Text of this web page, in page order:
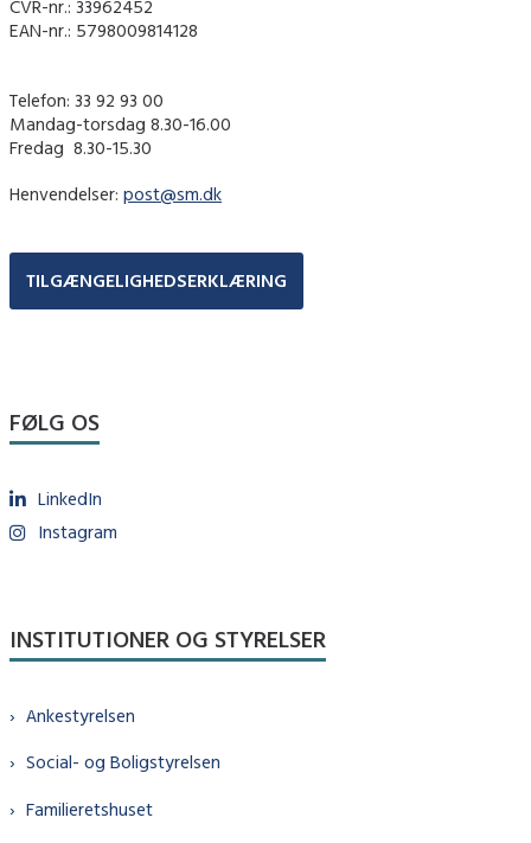
CVR-nr.: 33962452
EAN-nr.: 5798009814128
Telefon: 33 92 93 00
Mandag-torsdag 8.30-16.00
Fredag ​ 8.30-15.30
Henvendelser: post@sm.dk
TILGÆNGELIGHEDSERKLÆRING
FØLG OS
LinkedIn
Instagram
INSTITUTIONER OG STYRELSER
Ankestyrelsen
Social- og Boligstyrelsen
Familieretshuset